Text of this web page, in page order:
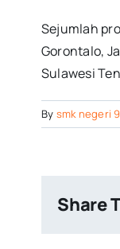
Sejumlah
Gorontalo,
Sulawesi
By smk negeri 9
Share